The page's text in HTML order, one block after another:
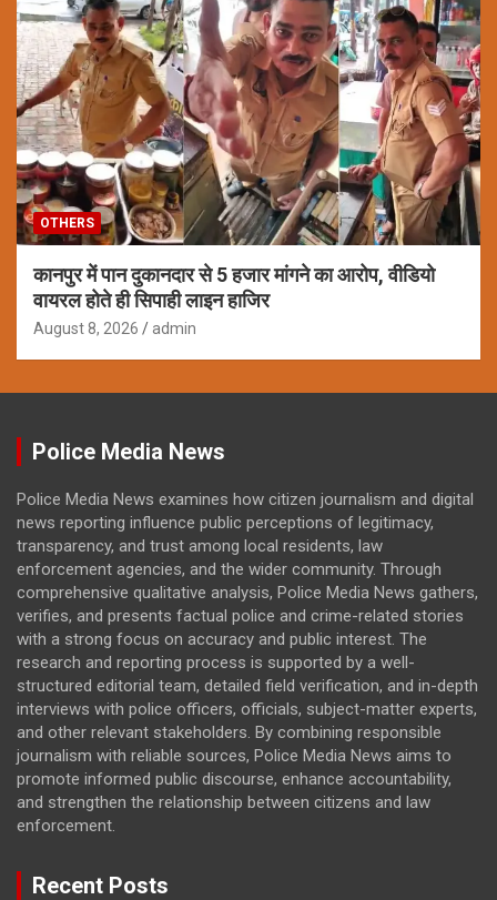
OTHERS
कानपुर में पान दुकानदार से 5 हजार मांगने का आरोप, वीडियो
वायरल होते ही सिपाही लाइन हाजिर
August 8, 2026 admin
Police Media News
Police Media News examines how citizen journalism and digital
news reporting influence public perceptions of legitimacy,
transparency, and trust among local residents, law
enforcement agencies, and the wider community. Through
comprehensive qualitative analysis, Police Media News gathers,
verifies, and presents factual police and crime-related stories
with a strong focus on accuracy and public interest. The
research and reporting process is supported by a well-
structured editorial team, detailed field verification, and in-depth
interviews with police officers, officials, subject-matter experts,
and other relevant stakeholders. By combining responsible
journalism with reliable sources, Police Media News aims to
promote informed public discourse, enhance accountability,
and strengthen the relationship between citizens and law
enforcement.
Recent Posts